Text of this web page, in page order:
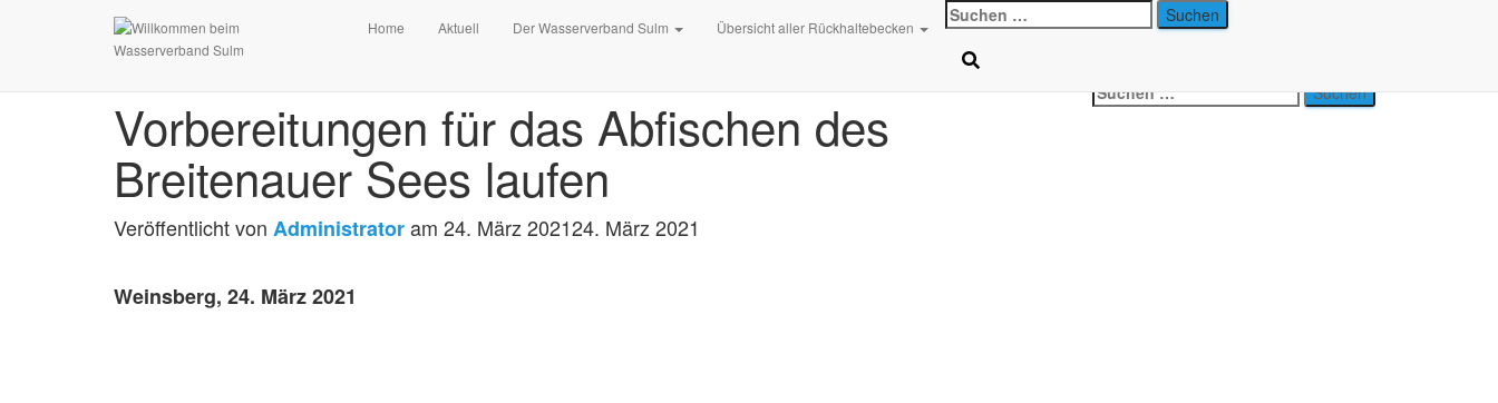
Home Aktuell Der Wasserverband Sulm Übersicht aller Rückhaltebecken
Suchen
nach:
Vorbereitungen für das Abfischen des
Breitenauer Sees laufen
Veröffentlicht von Administratoram 24. März 202124. März 2021
Weinsberg, 24. März 2021
Suchen
nach: